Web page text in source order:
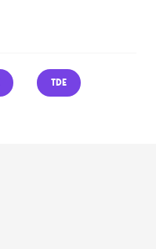
TDE